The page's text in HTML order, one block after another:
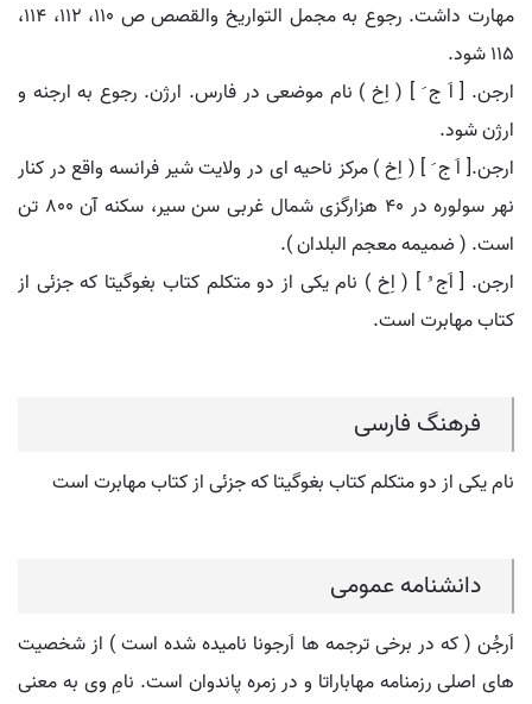
مهارت داشت. رجوع به مجمل التواریخ والقصص ص 110، 112، 114،
115 شود.
ارجن. [ اَ ج َ ] ( اِخ ) نام موضعی در فارس. ارژن. رجوع به ارجنه و
ارژن شود.
ارجن.[ اَ ج َ ] ( اِخ ) مرکز ناحیه ای در ولایت شیر فرانسه واقع در کنار
نهر سولوره در 40 هزارگزی شمال غربی سن سیر، سکنه آن 800 تن
است. ( ضمیمه معجم البلدان ).
ارجن. [ اَج ُ ] ( اِخ ) نام یکی از دو متکلم کتاب بغوگیتا که جزئی از
کتاب مهابرت است.
فرهنگ فارسی
نام یکی از دو متکلم کتاب بغوگیتا که جزئی از کتاب مهابرت است
دانشنامه عمومی
اَرجُن ( که در برخی ترجمه ها اَرجونا نامیده شده است ) از شخصیت
های اصلی رزمنامه مهاباراتا و در زمره پاندوان است. نامِ وی به معنی